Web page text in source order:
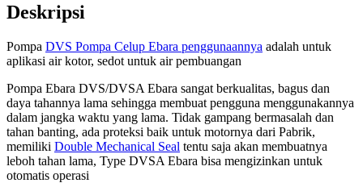
Deskripsi
Pompa DVS Pompa Celup Ebara penggunaannya adalah untuk
aplikasi air kotor, sedot untuk air pembuangan
Pompa Ebara DVS/DVSA Ebara sangat berkualitas, bagus dan
daya tahannya lama sehingga membuat pengguna menggunakannya
dalam jangka waktu yang lama. Tidak gampang bermasalah dan
tahan banting, ada proteksi baik untuk motornya dari Pabrik,
memiliki Double Mechanical Seal tentu saja akan membuatnya
leboh tahan lama, Type DVSA Ebara bisa mengizinkan untuk
otomatis operasi